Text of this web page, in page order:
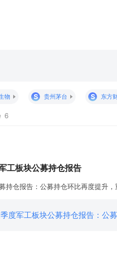
物 S 贵州茅台 S 东方
6
工板块公募持仓报告
持仓报告：公募持仓环比再度提升